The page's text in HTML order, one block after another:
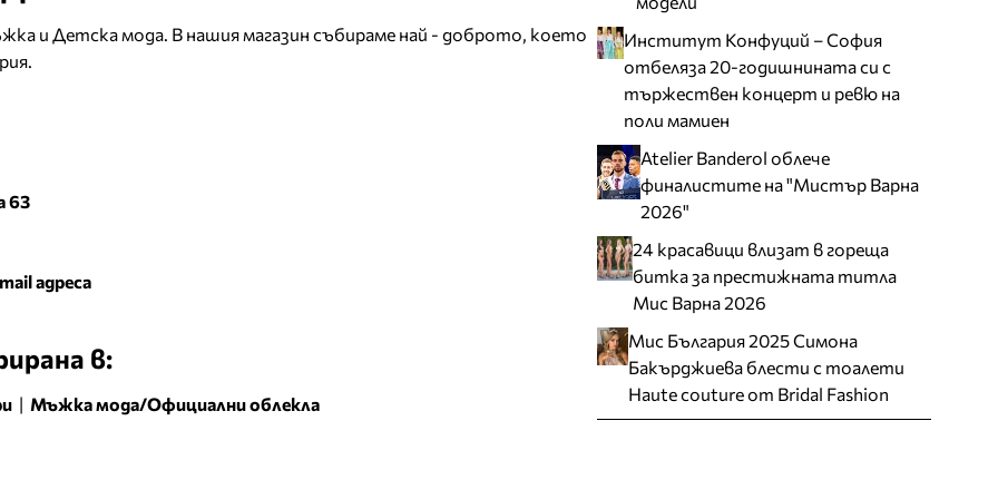
и Детска мода. В нашия магазин събираме най - доброто, което
63
адреса
в:
| Мъжка мода/Официални облекла
Институт Конфуций – София
отбеляза 20-годишнината си с
тържествен концерт и ревю на
поли мамиен
Atelier Banderol облече
финалистите на "Мистър Варна
2026"
24 красавици влизат в гореща
битка за престижната титла
Мис Варна 2026
Мис България 2025 Симона
Бакърджиева блести с тоалети
Haute couture от Bridal Fashion